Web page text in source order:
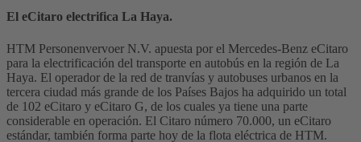
El eCitaro electrifica La Haya.
HTM Personenvervoer N.V. apuesta por el Mercedes-Benz eCitaro
para la electrificación del transporte en autobús en la región de La
Haya. El operador de la red de tranvías y autobuses urbanos en la
tercera ciudad más grande de los Países Bajos ha adquirido un total
de 102 eCitaro y eCitaro G, de los cuales ya tiene una parte
considerable en operación. El Citaro número 70.000, un eCitaro
estándar, también forma parte hoy de la flota eléctrica de HTM.